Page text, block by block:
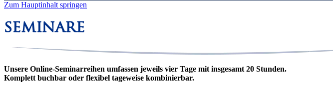
Zum Hauptinhalt springen
seminare
Unsere Online-Seminarreihen umfassen jeweils vier Tage mit insgesamt 20 Stunden.
Komplett buchbar oder flexibel tageweise kombinierbar.